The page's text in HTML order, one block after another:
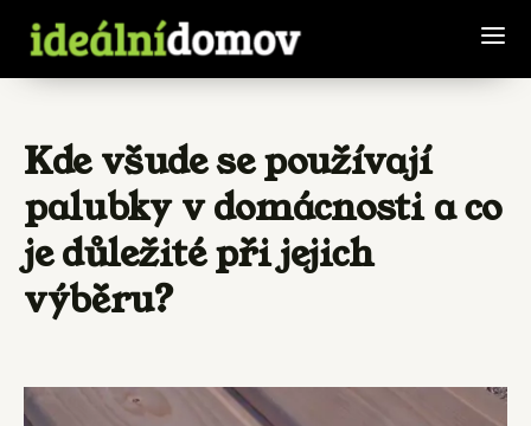
Kde všude se používají
palubky v domácnosti a co
je důležité při jejich
výběru?